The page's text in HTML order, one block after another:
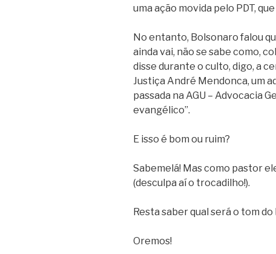
uma ação movida pelo PDT,
No entanto, Bolsonaro falou
ainda vai, não se sabe como,
disse durante o culto, digo, a
Justiça André Mendonca, um
passada na AGU – Advocacia
evangélico”.
E isso é bom ou ruim?
Sabemelá! Mas como pastor
(desculpa aí o trocadilho!).
Resta saber qual será o tom
Oremos!